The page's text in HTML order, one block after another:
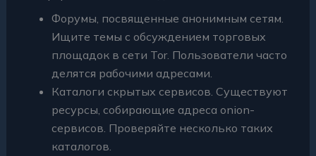
Форумы, посвященные анонимным сетям.
Ищите темы с обсуждением торговых
площадок в сети Tor. Пользователи часто
делятся рабочими адресами.
Каталоги скрытых сервисов. Существуют
ресурсы, собирающие адреса onion-
сервисов. Проверяйте несколько таких
каталогов.